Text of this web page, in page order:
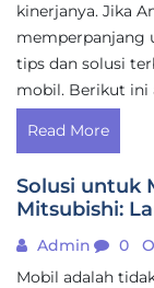
kinerjanya. Jika
memperpanjang
tips dan solusi
mobil. Berikut ini
Read More
Solusi untuk
Mitsubishi:
Admin 0
Mobil adalah